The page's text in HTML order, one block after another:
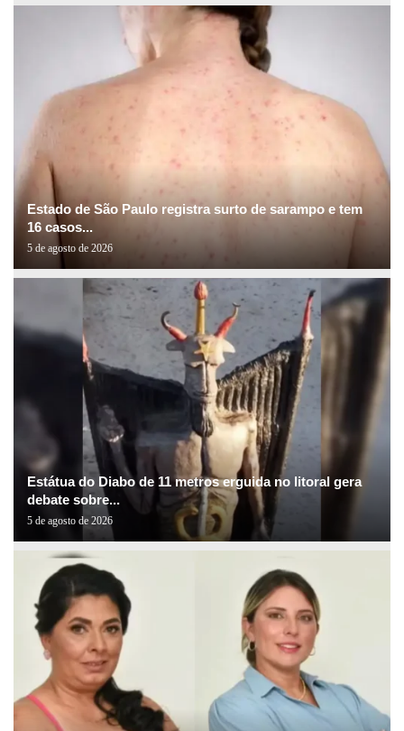
Estado de São Paulo registra surto de sarampo e tem
16 casos...
5 de agosto de 2026
Estátua do Diabo de 11 metros erguida no litoral gera
debate sobre...
5 de agosto de 2026